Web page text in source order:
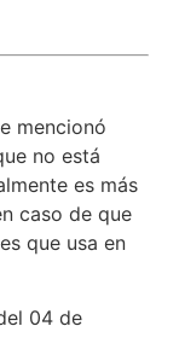
mencionó
no está
es más
caso de que
que usa en
04 de